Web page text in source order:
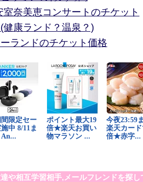
奈美恵コンサートのチケット
(健康ランド？温泉？)
ーランドのチケット価格
や相互学習相手,メールフレンドを探し